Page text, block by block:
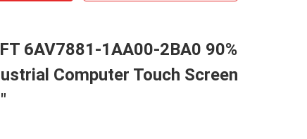
6AV7881-1AA00-2BA0 90%
Computer Touch Screen